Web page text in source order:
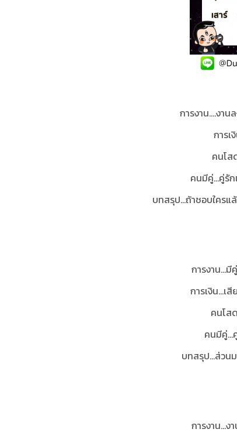
การงาน....งา
การเ
คนโส
คนมีคู่...คู่รั
บทสรุป...ถ้าชอบใครแ
การงาน...
การเงิน...เ
คนโส
คนมีคู่...
บทสรุป...ส่วน
การงาน...